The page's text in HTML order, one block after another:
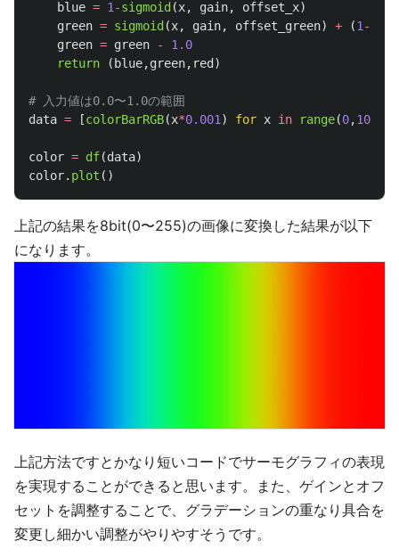
blue = 1 -sigmoid (x, gain, offset_x)
green = sigmoid (x, gain, offset_green) + (1 -
green = green -
1.0
return
( blue,green, red )
data = [colorBarRGB(x*0.001 ) for x in range(0,1000
color = df(data)
color. plot ()
上記の結果を8bit(0〜255)の画像に変換した結果が以下
になります。
上記方法ですとかなり短いコードでサーモグラフィの表現
を実現することができると思います。また、ゲインとオフ
セットを調整することで、グラデーションの重なり具合を
変更し細かい調整がやりやすそうです。